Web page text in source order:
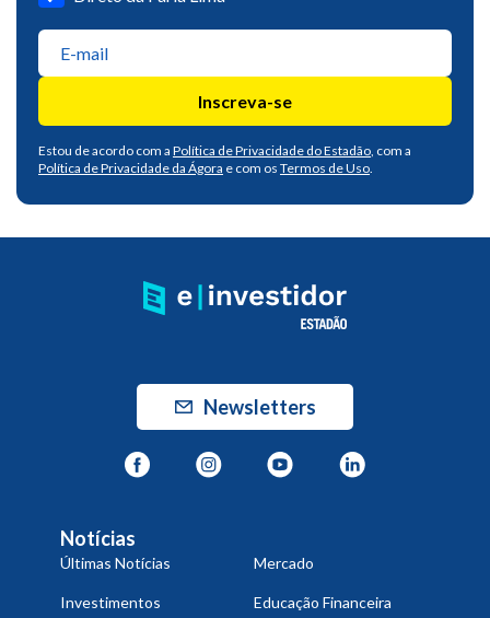
Inscreva-se
Estou de acordo com a Política de Privacidade do Estadão, com a
Política de Privacidade da Ágora e com os Termos de Uso.
Newsletters
Notícias
Últimas Notícias Mercado
Investimentos Educação Financeira